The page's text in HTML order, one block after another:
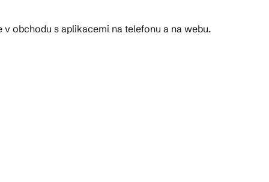
obchodu s aplikacemi na telefonu a na webu.